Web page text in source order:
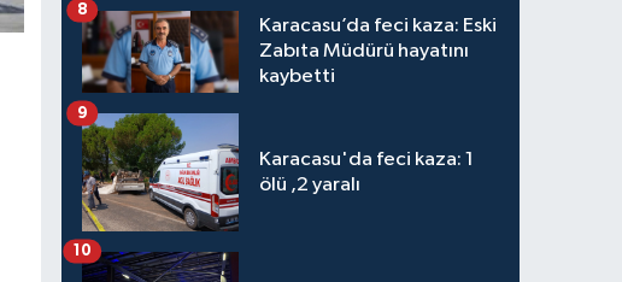
Karacasu’da feci kaza: Eski
Zabıta Müdürü hayatını
kaybetti
8
Karacasu'da feci kaza: 1
ölü ,2 yaralı
9
10